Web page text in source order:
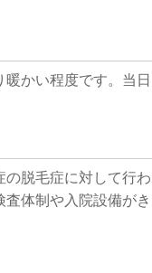
かい程度です。当日
脱毛症に対して行わ
体制や入院設備がき